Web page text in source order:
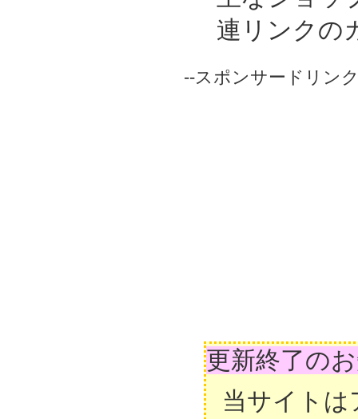
連リンクの
--スポンサードリン
更新終了の
当サイト